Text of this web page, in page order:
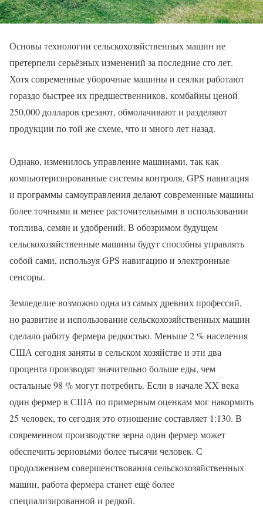
Основы технологии сельскохозяйственных машин не
претерпели серьёзных изменений за последние сто лет.
Хотя современные уборочные машины и сеялки работают
гораздо быстрее их предшественников, комбайны ценой
250,000 долларов срезают, обмолачивают и разделяют
продукции по той же схеме, что и много лет назад.
Однако, изменилось управление машинами, так как
компьютеризированные системы контроля, GPS навигация
и программы самоуправления делают современные машины
более точными и менее расточительными в использовании
топлива, семян и удобрений. В обозримом будущем
сельскохозяйственные машины будут способны управлять
собой сами, используя GPS навигацию и электронные
сенсоры.
Земледелие возможно одна из самых древних профессий,
но развитие и использование сельскохозяйственных машин
сделало работу фермера редкостью. Меньше 2 % населения
США сегодня заняты в сельском хозяйстве и эти два
процента производят значительно больше еды, чем
остальные 98 % могут потребить. Если в начале XX века
один фермер в США по примерным оценкам мог накормить
25 человек, то сегодня это отношение составляет 1:130. В
современном производстве зерна один фермер может
обеспечить зерновыми более тысячи человек. С
продолжением совершенствования сельскохозяйственных
машин, работа фермера станет ещё более
специализированной и редкой.